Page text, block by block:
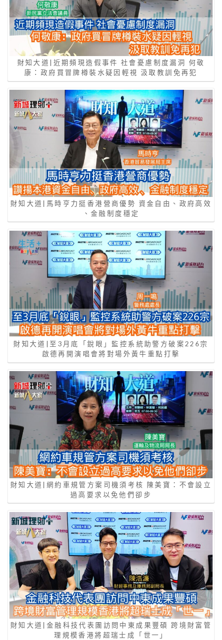
財知大道|近期頻現造假事件 社會憂慮制度漏洞 何敬
康：政府買冒牌樽裝水疑因輕視 汲取教訓免再犯
財知大道|馬時亨力挺香港營商優勢 資金自由、政府高效
、金融制度穩定
財知大道|至3月底「銳眼」監控系統助警方破案226宗
啟德再開演唱會將對場外黃牛重點打擊
財知大道|網約車規管方案司機須考核 陳美寶：不會設立
過高要求以免他們卻步
財知大道|金融科技代表團訪問中東成果豐碩 跨境財富管
理規模香港將超瑞士成「世一」